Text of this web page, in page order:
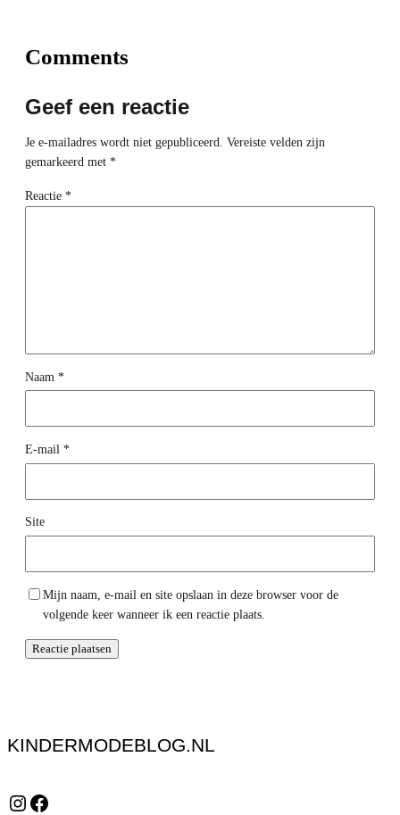
Comments
Geef een reactie
Je e-mailadres wordt niet gepubliceerd.
Vereiste velden zijn
gemarkeerd met *
Reactie *
Naam *
E-mail *
Site
Mijn naam, e-mail en site opslaan in deze browser voor de
volgende keer wanneer ik een reactie plaats.
KINDERMODEBLOG.NL
Instagram Facebook